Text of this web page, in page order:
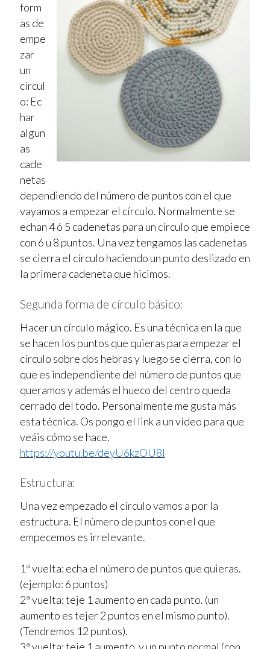
form
as de
empe
zar
un
círcul
o: Ec
har
algun
as
cade
netas
dependiendo del número de puntos con el que
vayamos a empezar el círculo. Normalmente se
echan 4 ó 5 cadenetas para un círculo que empiece
con 6 u 8 puntos. Una vez tengamos las cadenetas
se cierra el círculo haciendo un punto deslizado en
la primera cadeneta que hicimos.
Segunda forma de círculo básico:
Hacer un círculo mágico. Es una técnica en la que
se hacen los puntos que quieras para empezar el
círculo sobre dos hebras y luego se cierra, con lo
que es independiente del número de puntos que
queramos y además el hueco del centro queda
cerrado del todo. Personalmente me gusta más
esta técnica. Os pongo el link a un vídeo para que
veáis cómo se hace.
https://youtu.be/deyU6kzOU8I
Estructura:
Una vez empezado el círculo vamos a por la
estructura. El número de puntos con el que
empecemos es irrelevante.
1ª vuelta: echa el número de puntos que quieras.
(ejemplo: 6 puntos)
2ª vuelta: teje 1 aumento en cada punto. (un
aumento es tejer 2 puntos en el mismo punto).
(Tendremos 12 puntos).